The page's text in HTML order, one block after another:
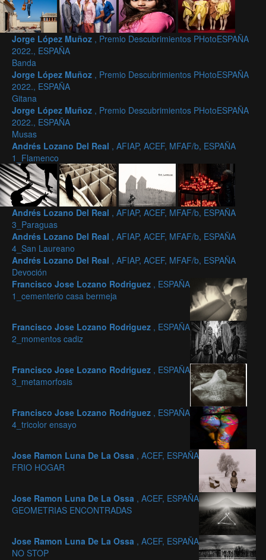
Jorge López Muñoz , Premio Descubrimientos PHotoESPAÑA
2022., ESPAÑA
Banda
Jorge López Muñoz , Premio Descubrimientos PHotoESPAÑA
2022., ESPAÑA
Gitana
Jorge López Muñoz , Premio Descubrimientos PHotoESPAÑA
2022., ESPAÑA
Musas
Andrés Lozano Del Real , AFIAP, ACEF, MFAF/b, ESPAÑA
1_Flamenco
Andrés Lozano Del Real , AFIAP, ACEF, MFAF/b, ESPAÑA
3_Paraguas
Andrés Lozano Del Real , AFIAP, ACEF, MFAF/b, ESPAÑA
4_San Laureano
Andrés Lozano Del Real , AFIAP, ACEF, MFAF/b, ESPAÑA
Devoción
Francisco Jose Lozano Rodriguez , ESPAÑA
1_cementerio casa bermeja
Francisco Jose Lozano Rodriguez , ESPAÑA
2_momentos cadiz
Francisco Jose Lozano Rodriguez , ESPAÑA
3_metamorfosis
Francisco Jose Lozano Rodriguez , ESPAÑA
4_tricolor ensayo
Jose Ramon Luna De La Ossa , ACEF, ESPAÑA
FRIO HOGAR
Jose Ramon Luna De La Ossa , ACEF, ESPAÑA
GEOMETRIAS ENCONTRADAS
Jose Ramon Luna De La Ossa , ACEF, ESPAÑA
NO STOP